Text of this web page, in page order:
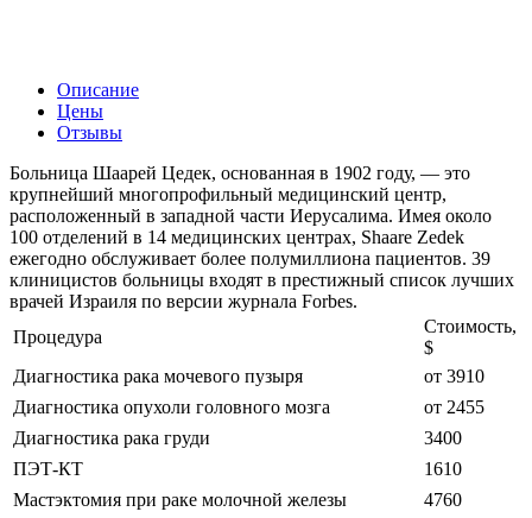
Описание
Цены
Отзывы
Больница Шаарей Цедек, основанная в 1902 году, — это
крупнейший многопрофильный медицинский центр,
расположенный в западной части Иерусалима. Имея около
100 отделений в 14 медицинских центрах, Shaare Zedek
ежегодно обслуживает более полумиллиона пациентов. 39
клиницистов больницы входят в престижный список лучших
врачей Израиля по версии журнала Forbes.
Процедура
Стоимость,
$
Диагностика рака мочевого пузыря
от 3910
Диагностика опухоли головного мозга
от 2455
Диагностика рака груди
3400
ПЭТ-КТ
1610
Мастэктомия при раке молочной железы
4760